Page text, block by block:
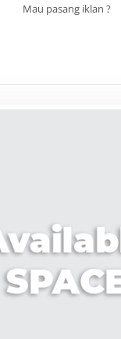
Mau pasang iklan ?